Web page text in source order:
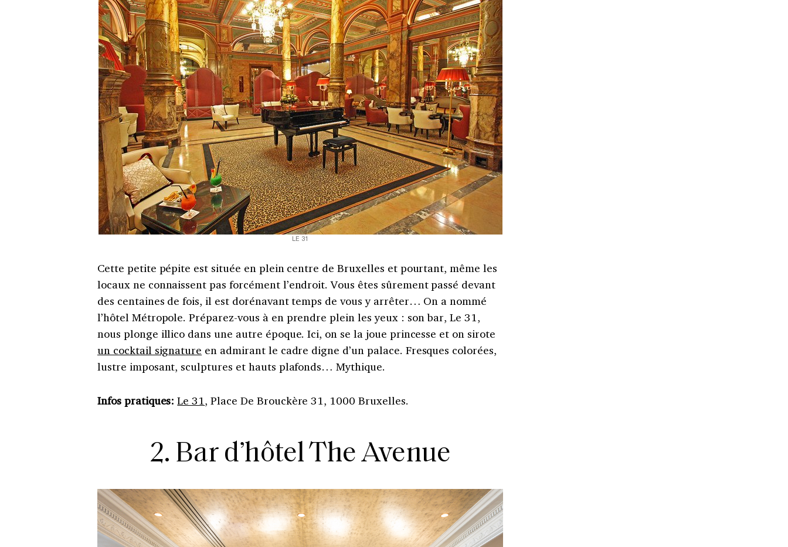
LE 31
Cette petite pépite est située en plein centre de Bruxelles et pourtant, même les
locaux ne connaissent pas forcément l’endroit. Vous êtes sûrement passé devant
des centaines de fois, il est dorénavant temps de vous y arrêter… On a nommé
l’hôtel Métropole. Préparez-vous à en prendre plein les yeux : son bar, Le 31,
nous plonge illico dans une autre époque. Ici, on se la joue princesse et on sirote
un cocktail signature en admirant le cadre digne d’un palace. Fresques colorées,
lustre imposant, sculptures et hauts plafonds… Mythique.
Infos pratiques: Le 31, Place De Brouckère 31, 1000 Bruxelles.
2. Bar d’hôtel The Avenue